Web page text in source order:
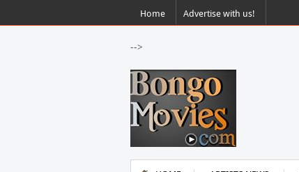
Home Advertise with us!
-->